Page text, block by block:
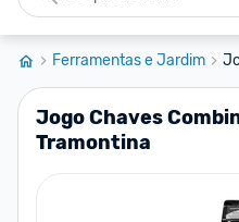
Ferramentas e Jardim
Jogo Chaves
Tramontina